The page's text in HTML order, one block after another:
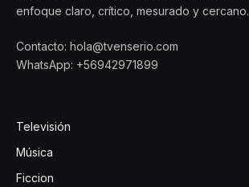
enfoque claro, crítico, mesurado y cercano.
Contacto: hola@tvenserio.com
WhatsApp: +56942971899
Televisión
Música
Ficcion